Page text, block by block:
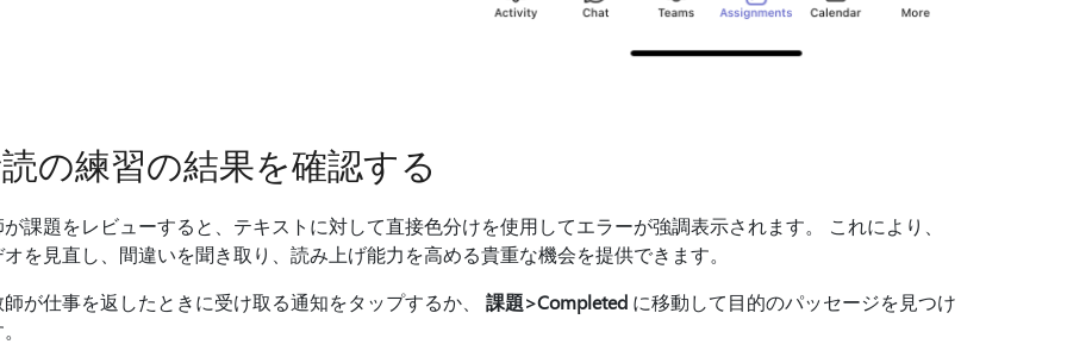
の練習の結果を確認する
課題をレビューすると、テキストに対して直接色分けを使用してエラーが強調表示されます。 これにより、
オを見直し、間違いを聞き取り、読み上げ能力を高める貴重な機会を提供できます。
師が仕事を返したときに受け取る通知をタップするか、 課題>Completed に移動して目的のパッセージを見つけ